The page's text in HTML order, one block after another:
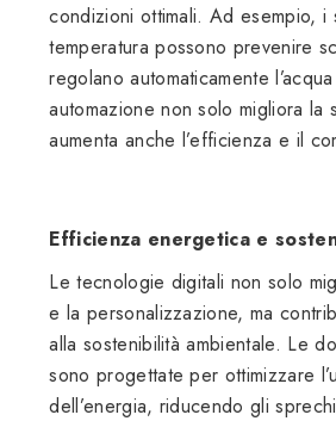
condizioni ottimali. Ad esempio, i
temperatura possono prevenire
regolano automaticamente
automazione non solo migliora la
aumenta anche l’efficienza e il
Efficienza energetica e
Le tecnologie digitali non solo
e la personalizzazione, ma
alla sostenibilità ambientale. Le
sono progettate per ottimizzare
dell’energia, riducendo gli